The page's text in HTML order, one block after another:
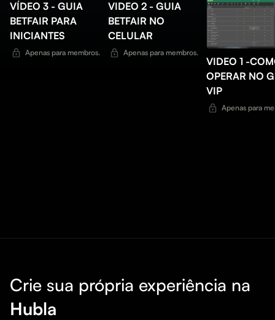
VÍDEO 3 - GUIA
BETFAIR PARA
INICIANTES
Apenas para membros.
VIDEO 2 - GUIA
BETFAIR NO
CELULAR
Apenas para membros.
VIDEO 1 -
OPERAR NO
VIP
Apenas para
Crie sua própria experiência na
Hubla